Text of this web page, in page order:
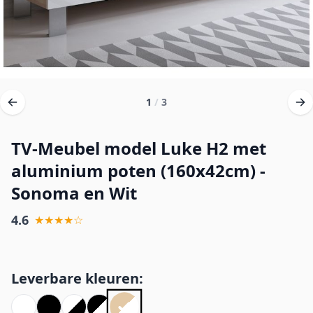
1 / 3
TV-Meubel model Luke H2 met
aluminium poten (160x42cm) -
Sonoma en Wit
4.6 ★★★★☆
Leverbare kleuren: